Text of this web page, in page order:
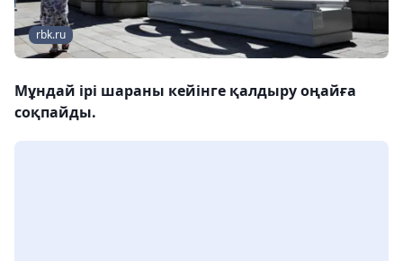
rbk.ru
Мұндай ірі шараны кейінге қалдыру оңайға
соқпайды.